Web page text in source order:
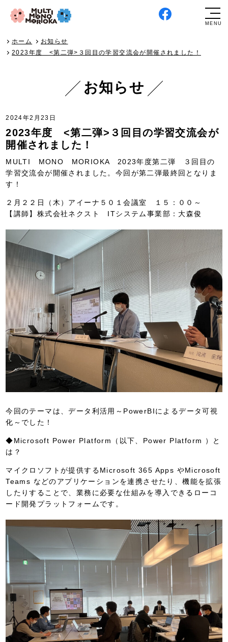
ホーム
お知らせ
2023年度 <第二弾>３回目の学習交流会が開催されました！
お知らせ
2024年2月23日
2023年度 <第二弾>３回目の学習交流会が
開催されました！
MULTI MONO MORIOKA 2023年度第二弾 ３回目の
学習交流会が開催されました。今回が第二弾最終回となりま
す！
２月２２日（木）アイーナ５０１会議室 １５：００～
【講師】株式会社ネクスト ITシステム事業部：大森俊
今回のテーマは、データ利活用～PowerBIによるデータ可視
化～でした！
◆Microsoft Power Platform（以下、Power Platform ）と
は？
マイクロソフトが提供するMicrosoft 365 Apps やMicrosoft
Teams などのアプリケーションを連携させたり、機能を拡張
したりすることで、業務に必要な仕組みを導入できるローコ
ード開発プラットフォームです。